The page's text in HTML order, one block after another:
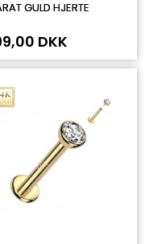
GULD HJERTE
DKK